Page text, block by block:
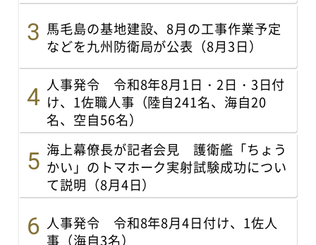
馬毛島の基地建設、8月の工事作業予定
などを九州防衛局が公表（8月3日）
人事発令 令和8年8月1日・2日・3日付
け、1佐職人事（陸自241名、海自20
名、空自56名）
海上幕僚長が記者会見 護衛艦「ちょう
かい」のトマホーク実射試験成功につい
て説明（8月4日）
人事発令 令和8年8月4日付け、1佐人
事（海自3名）